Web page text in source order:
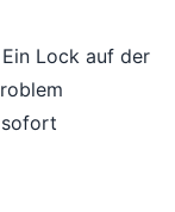
Ein Lock auf der
sofort